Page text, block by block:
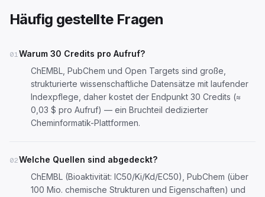
Häufig gestellte Fragen
01 Warum 30 Credits pro Aufruf?
ChEMBL, PubChem und Open Targets sind große,
strukturierte wissenschaftliche Datensätze mit laufender
Indexpflege, daher kostet der Endpunkt 30 Credits (≈
0,03 $ pro Aufruf) — ein Bruchteil dedizierter
Cheminformatik-Plattformen.
02Welche Quellen sind abgedeckt?
ChEMBL (Bioaktivität: IC50/Ki/Kd/EC50), PubChem (über
100 Mio. chemische Strukturen und Eigenschaften) und